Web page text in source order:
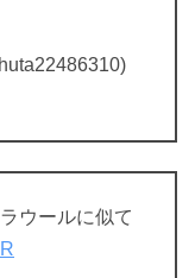
ウールに似て